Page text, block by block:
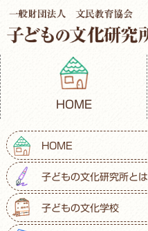
HOME
HOME
子どもの文化研究所とは
子どもの文化学校